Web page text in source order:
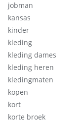
jobman
kansas
kinder
kleding
kleding dames
kleding heren
kledingmaten
kopen
kort
korte broek